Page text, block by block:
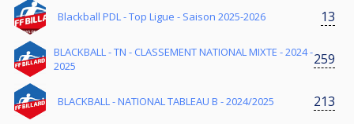
Blackball PDL - Top Ligue - Saison 2025-2026 13
BLACKBALL - TN - CLASSEMENT NATIONAL MIXTE - 2024 -
2025
259
BLACKBALL - NATIONAL TABLEAU B - 2024/2025 213